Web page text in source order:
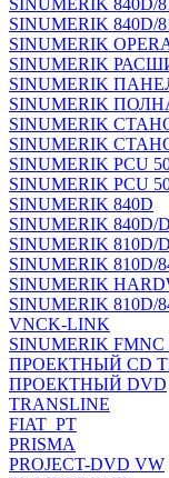
SINUMERIK 840D/
SINUMERIK 840D/
SINUMERIK
SINUMERIK
SINUMERIK
SINUMERIK
SINUMERIK
SINUMERIK
SINUMERIK PCU
SINUMERIK PCU
SINUMERIK 840D
SINUMERIK 840D/
SINUMERIK 810D/
SINUMERIK 810D/
SINUMERIK
SINUMERIK 810D/
VNCK-LINK
SINUMERIK FMNC
ПРОЕКТНЫЙ CD
ПРОЕКТНЫЙ DVD
TRANSLINE
FIAT_PT
PRISMA
PROJECT-DVD VW